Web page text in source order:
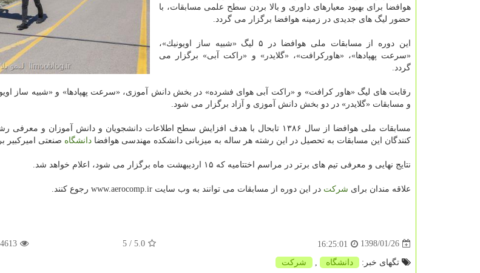
هوافضا برای بهبود معیارهای داوری و بالا بردن سطح علمی مسابقات، با
حضور لیگ های جدیدی در زمینه هوافضا برگزار می گردد.
این دوره از مسابقات ملی هوافضا در ۵ لیگ «شبیه ساز اویونیك»،
«سرعت پهپادها»، «هاوركرافت»، «گلایدر» و «راكت آبی» برگزار می
گردد.
رقابت های لیگ «هاور كرافت» و «راكت آبی هوای فشرده» در بخش دانش آموزی، «سرعت پهپادها» و «شبیه ساز
و مسابقات «گلایدر» در دو بخش دانش آموزی و آزاد برگزار می شود.
مسابقات ملی هوافضا از سال ۱۳۸۶ تابحال با هدف افزایش سطح اطلاعات دانشجویان و دانش آموزان و معرفی رشته هوافضا و جذب
كنندگان این مسابقات به تحصیل در این رشته هر ساله به میزبانی دانشكده مهندسی هوافضا دانشگاه صنعتی امیركبیر
نتایج نهایی و معرفی تیم های برتر در مراسم اختتامیه كه ۱۵ اردیبهشت ماه برگزار می شود، اعلام خواهد شد.
علاقه مندان برای شركت در این دوره از مسابقات می توانند به وب سایت www.aerocomp.ir رجوع كنند.
1398/01/26
16:25:01
5.0
/ 5
4613
تگهای خبر: دانشگاه شركت